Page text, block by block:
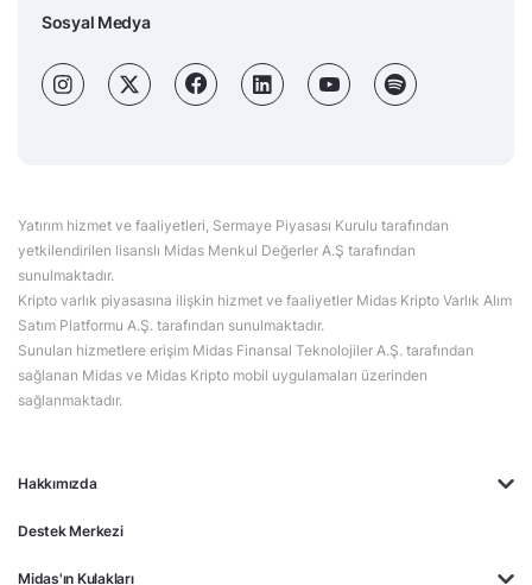
Hakkımızda
Destek Merkezi
Midas'ın Kulakları
Sosyal Medya
Yatırım hizmet ve faaliyetleri, Sermaye Piyasası Kurulu tarafından
yetkilendirilen lisanslı Midas Menkul Değerler A.Ş tarafından
sunulmaktadır.
Kripto varlık piyasasına ilişkin hizmet ve faaliyetler Midas Kripto Varlık Alım
Satım Platformu A.Ş. tarafından sunulmaktadır.
Sunulan hizmetlere erişim Midas Finansal Teknolojiler A.Ş. tarafından
sağlanan Midas ve Midas Kripto mobil uygulamaları üzerinden
sağlanmaktadır.